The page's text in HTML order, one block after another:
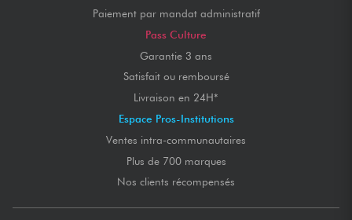
Paiement par mandat administratif
Pass Culture
Garantie 3 ans
Satisfait ou remboursé
Livraison en 24H*
Espace Pros-Institutions
Ventes intra-communautaires
Plus de 700 marques
Nos clients récompensés